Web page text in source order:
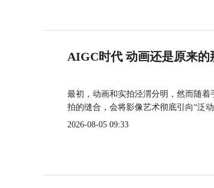
AIGC时代 动画还是原来的
最初，动画和实拍泾渭分明，然而随
拍的缝合，会将影像艺术彻底引向“泛动
2026-08-05 09:33